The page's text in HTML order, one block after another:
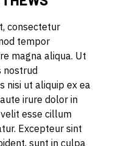
consectetur
tempor
magna aliqua. Ut
nostrud
nisi ut aliquip ex ea
irure dolor in
esse cillum
Excepteur sint
sunt in culpa